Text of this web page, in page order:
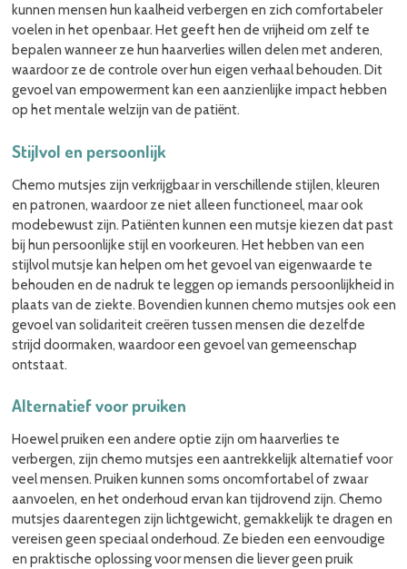
kunnen mensen hun kaalheid verbergen en zich comfortabeler
voelen in het openbaar. Het geeft hen de vrijheid om zelf te
bepalen wanneer ze hun haarverlies willen delen met anderen,
waardoor ze de controle over hun eigen verhaal behouden. Dit
gevoel van empowerment kan een aanzienlijke impact hebben
op het mentale welzijn van de patiënt.
Stijlvol en persoonlijk
Chemo mutsjes zijn verkrijgbaar in verschillende stijlen, kleuren
en patronen, waardoor ze niet alleen functioneel, maar ook
modebewust zijn. Patiënten kunnen een mutsje kiezen dat past
bij hun persoonlijke stijl en voorkeuren. Het hebben van een
stijlvol mutsje kan helpen om het gevoel van eigenwaarde te
behouden en de nadruk te leggen op iemands persoonlijkheid in
plaats van de ziekte. Bovendien kunnen chemo mutsjes ook een
gevoel van solidariteit creëren tussen mensen die dezelfde
strijd doormaken, waardoor een gevoel van gemeenschap
ontstaat.
Alternatief voor pruiken
Hoewel pruiken een andere optie zijn om haarverlies te
verbergen, zijn chemo mutsjes een aantrekkelijk alternatief voor
veel mensen. Pruiken kunnen soms oncomfortabel of zwaar
aanvoelen, en het onderhoud ervan kan tijdrovend zijn. Chemo
mutsjes daarentegen zijn lichtgewicht, gemakkelijk te dragen en
vereisen geen speciaal onderhoud. Ze bieden een eenvoudige
en praktische oplossing voor mensen die liever geen pruik